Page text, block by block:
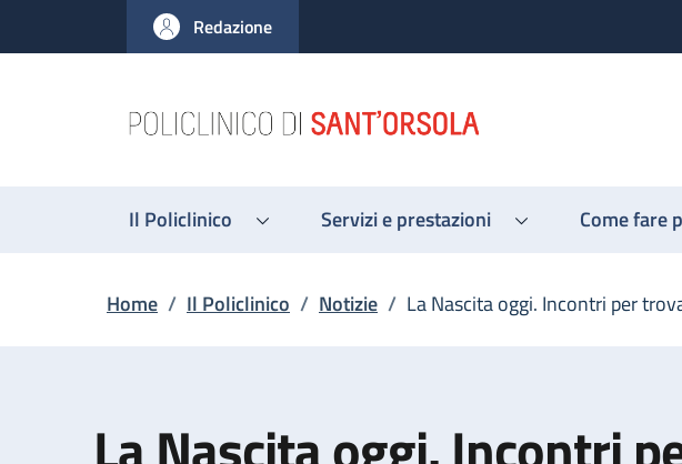
al contenuto principale
to footer content
Redazione
Il Policlinico Servizi e prestazioni Come fare
Briciole di pane
Home / Il Policlinico / Notizie / La Nascita oggi. Incontri per